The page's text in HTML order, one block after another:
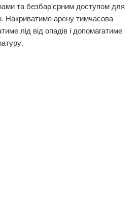
та безбар’єрним доступом для
Накриватиме арену тимчасова
лід від опадів і допомагатиме